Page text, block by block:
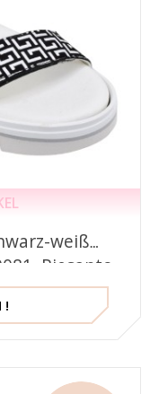
weiß
Piesanto
!